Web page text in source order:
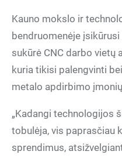
Kauno mokslo ir
bendruomenėje
sukūrė CNC darbo vietų
kuria tikisi palengvinti
metalo apdirbimo
„Kadangi technologijos
tobulėja, vis paprasčiau
sprendimus,